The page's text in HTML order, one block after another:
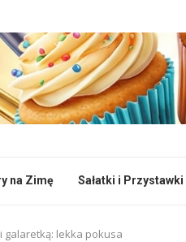
na Zimę Sałatki i Przystawki
galaretką: lekka pokusa